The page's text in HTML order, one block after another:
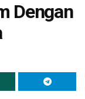
Dengan